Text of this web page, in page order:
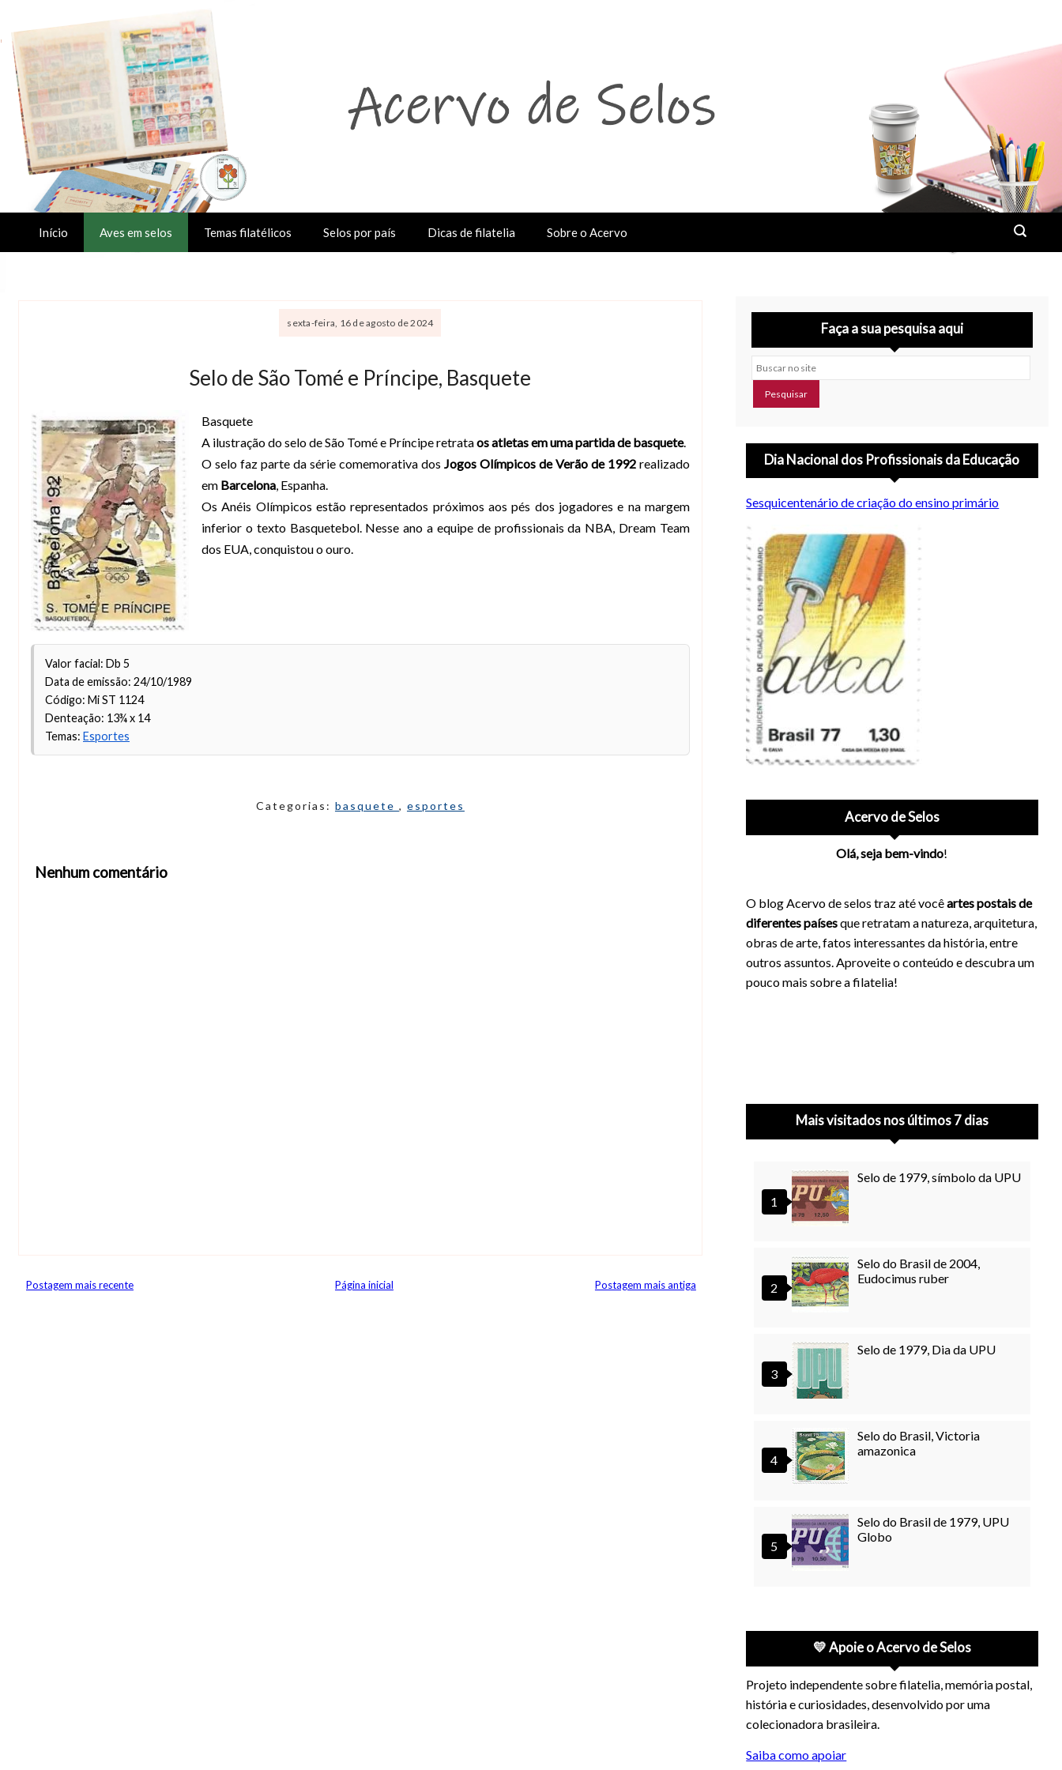
Início Aves em selos Temas filatélicos Selos por país Dicas de filatelia Sobre o Acervo
sexta-feira, 16 de agosto de 2024
Selo de São Tomé e Príncipe, Basquete
Basquete
A ilustração do selo de São Tomé e Príncipe retrataos atletas em uma partida de basquete.
O selo faz parte da série comemorativa dos Jogos Olímpicos de Verão de 1992 realizado
em Barcelona , Espanha.
Os Anéis Olímpicos estão representados próximos aos pés dos jogadores e na margem
inferior o texto Basquetebol. Nesse ano a equipe de profissionais da NBA, Dream Team
dos EUA, conquistou o ouro.
Valor facial: Db 5
Data de emissão: 24/10/1989
Código: Mi ST 1124
Denteação: 13¾ x 14
Temas: Esportes
Categorias: basquete , esportes
Nenhum comentário
Postagem mais recente Postagem mais antiga
Página inicial
Faça a sua pesquisa aqui
Buscar no site
Dia Nacional dos Profissionais da Educação
Sesquicentenário de criação do ensino primário
Acervo de Selos
Olá, seja bem-vindo!
O blog Acervo de selos traz até vocêartes postais de
diferentes paísesque retratam a natureza, arquitetura,
obras de arte, fatos interessantes da história, entre
outros assuntos. Aproveite o conteúdo e descubra um
pouco mais sobre a filatelia!
Mais visitados nos últimos 7 dias
Selo de 1979, símbolo da UPU
Selo do Brasil de 2004,
Eudocimus ruber
Selo de 1979, Dia da UPU
Selo do Brasil, Victoria
amazonica
Selo do Brasil de 1979, UPU
Globo
💛 Apoie o Acervo de Selos
Projeto independente sobre filatelia, memória postal,
história e curiosidades, desenvolvido por uma
colecionadora brasileira.
Saiba como apoiar